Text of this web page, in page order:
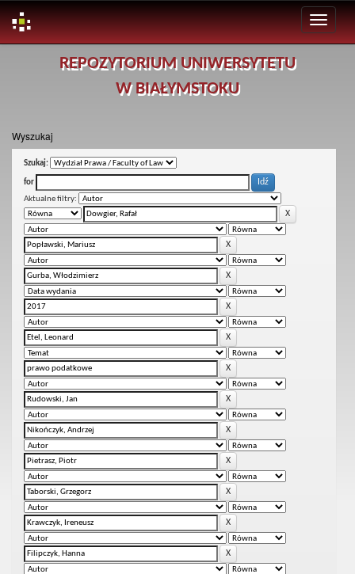
REPOZYTORIUM UNIWERSYTETU
W BIAŁYMSTOKU
Wyszukaj
Szukaj:
for
Aktualne filtry: